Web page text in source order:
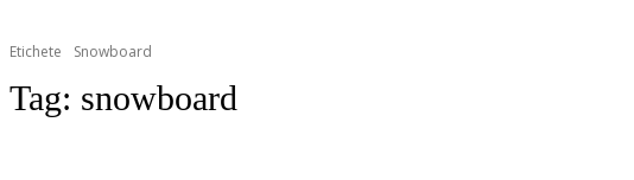
Etichete Snowboard
Tag: snowboard